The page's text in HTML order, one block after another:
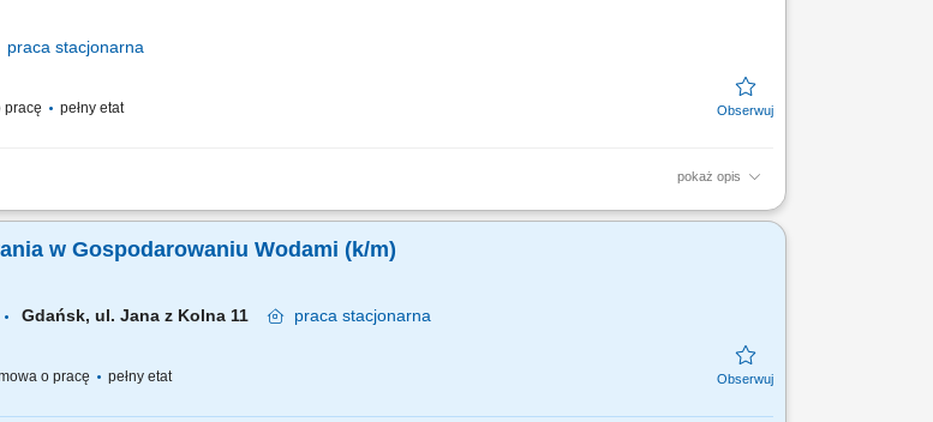
praca stacjonarna
pracę pełny etat
pokaż opis
i wykładowcami, prowadzenie bieżących spraw ze słuchaczami i prowadzącymi zajęcia,
w Gospodarowaniu Wodami (k/m)
Gdańsk, ul. Jana z Kolna 11 praca stacjonarna
o pracę pełny etat